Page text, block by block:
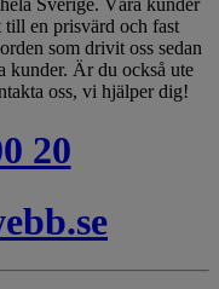
Sverige. Våra kunder
en prisvärd och fast
som drivit oss sedan
kunder. Är du också ute
oss, vi hjälper dig!
20